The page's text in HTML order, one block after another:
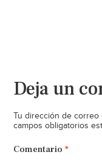
Deja un
Tu dirección de correo
campos obligatorios
Comentario *